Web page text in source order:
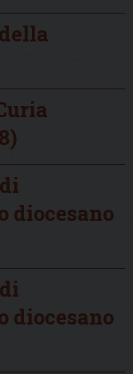
diocesano
diocesano